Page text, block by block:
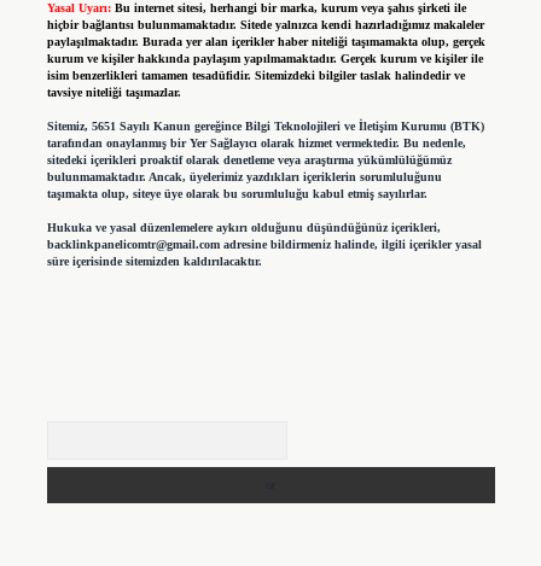
Yasal Uyarı: Bu internet sitesi, herhangi bir marka, kurum veya şahıs şirketi ile
hiçbir bağlantısı bulunmamaktadır. Sitede yalnızca kendi hazırladığımız makaleler
paylaşılmaktadır. Burada yer alan içerikler haber niteliği taşımamakta olup, gerçek
kurum ve kişiler hakkında paylaşım yapılmamaktadır. Gerçek kurum ve kişiler ile
isim benzerlikleri tamamen tesadüfidir. Sitemizdeki bilgiler taslak halindedir ve
tavsiye niteliği taşımazlar.
Sitemiz, 5651 Sayılı Kanun gereğince Bilgi Teknolojileri ve İletişim Kurumu (BTK)
tarafından onaylanmış bir Yer Sağlayıcı olarak hizmet vermektedir. Bu nedenle,
sitedeki içerikleri proaktif olarak denetleme veya araştırma yükümlülüğümüz
bulunmamaktadır. Ancak, üyelerimiz yazdıkları içeriklerin sorumluluğunu
taşımakta olup, siteye üye olarak bu sorumluluğu kabul etmiş sayılırlar.
Hukuka ve yasal düzenlemelere aykırı olduğunu düşündüğünüz içerikleri,
backlinkpanelicomtr@gmail.comadresine bildirmeniz halinde, ilgili içerikler yasal
süre içerisinde sitemizden kaldırılacaktır.